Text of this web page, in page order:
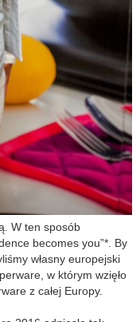
W ten sposób
becomes you”*. By
własny europejski
w którym wzięło
z całej Europy.